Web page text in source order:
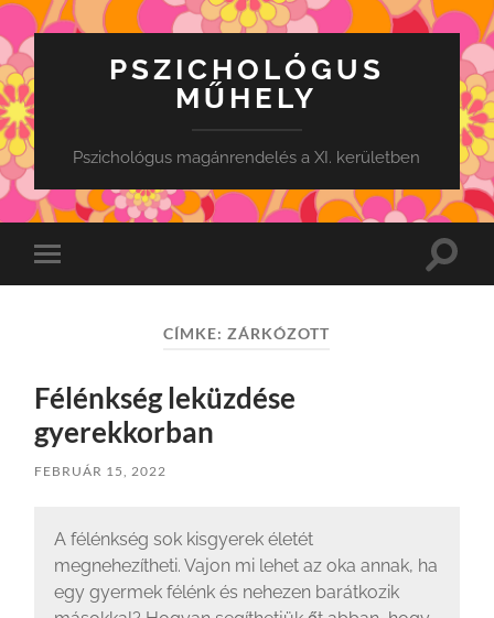
PSZICHOLÓGUS
MŰHELY
Pszichológus magánrendelés a XI. kerületben
Toggle
mobile
Toggle
CÍMKE:ZÁRKÓZOTT
Félénkség leküzdése
gyerekkorban
FEBRUÁR 15, 2022
A félénkség sok kisgyerek életét
megnehezítheti. Vajon mi lehet az oka annak, ha
egy gyermek félénk és nehezen barátkozik